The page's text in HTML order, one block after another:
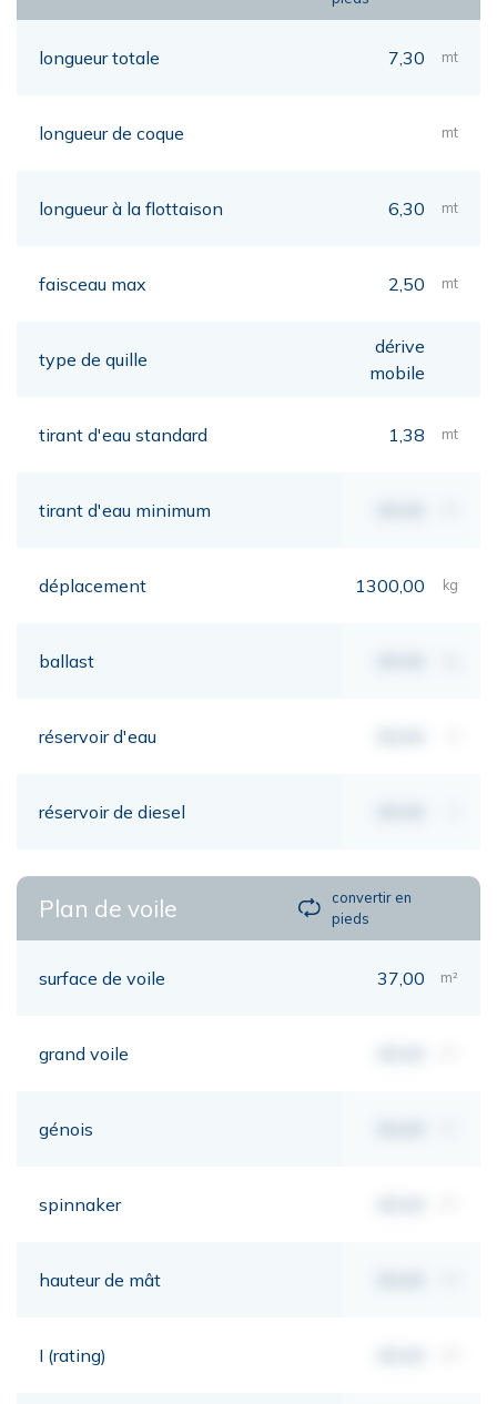
longueur totale 7,30 mt
longueur de coque mt
longueur à la flottaison 6,30 mt
faisceau max 2,50 mt
type de quille
dérive
mobile
tirant d'eau standard 1,38 mt
tirant d'eau minimum
déplacement 1300,00 kg
ballast
réservoir d'eau
réservoir de diesel
Plan de voile
convertir en
pieds
surface de voile 37,00 m²
grand voile
génois
spinnaker
hauteur de mât
I (rating)